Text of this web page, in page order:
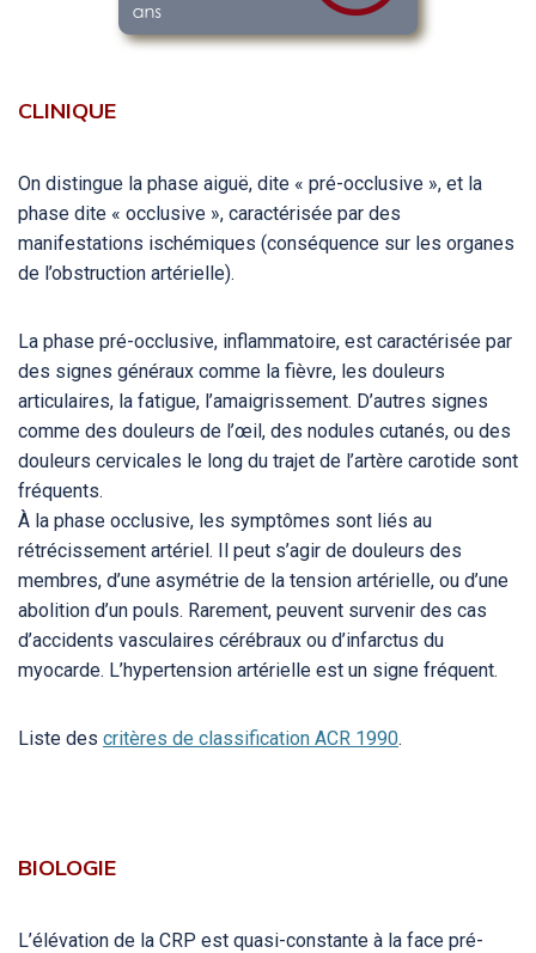
CLINIQUE
On distingue la phase aiguë, dite « pré-occlusive », et la
phase dite « occlusive », caractérisée par des
manifestations ischémiques (conséquence sur les organes
de l’obstruction artérielle).
La phase pré-occlusive, inflammatoire, est caractérisée par
des signes généraux comme la fièvre, les douleurs
articulaires, la fatigue, l’amaigrissement. D’autres signes
comme des douleurs de l’œil, des nodules cutanés, ou des
douleurs cervicales le long du trajet de l’artère carotide sont
fréquents.
À la phase occlusive, les symptômes sont liés au
rétrécissement artériel. Il peut s’agir de douleurs des
membres, d’une asymétrie de la tension artérielle, ou d’une
abolition d’un pouls. Rarement, peuvent survenir des cas
d’accidents vasculaires cérébraux ou d’infarctus du
myocarde. L’hypertension artérielle est un signe fréquent.
Liste des critères de classification ACR 1990.
BIOLOGIE
L’élévation de la CRP est quasi-constante à la face pré-